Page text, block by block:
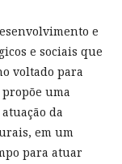
e
e sociais que
voltado para
uma
da
em um
para atuar